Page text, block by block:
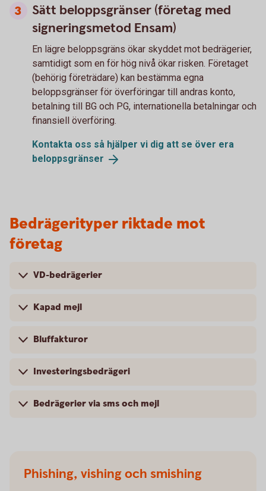
Sätt beloppsgränser (företag med
signeringsmetod Ensam)
En lägre beloppsgräns ökar skyddet mot bedrägerier,
samtidigt som en för hög nivå ökar risken. Företaget
(behörig företrädare) kan bestämma egna
beloppsgränser för överföringar till andras konto,
betalning till BG och PG, internationella betalningar och
finansiell överföring.
Kontakta oss så hjälper vi dig att se över era
beloppsgränser
Bedrägerityper riktade mot
företag
VD-bedrägerier
Kapad mejl
Bluffakturor
Investeringsbedrägeri
Bedrägerier via sms och mejl
Phishing, vishing och smishing